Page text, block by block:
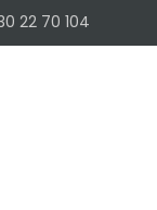
22 70 104